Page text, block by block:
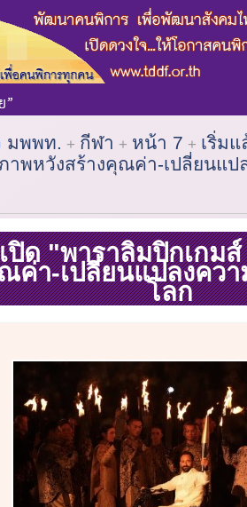
มพพท. กีฬา หน้า 7
เริ่ม
าพหวังสร้างคุณค่า-เปลี่ยนแ
ปิด "พาราลิมปิกเกม
ค่า-เปลี่ยนแปลงคว
โลก